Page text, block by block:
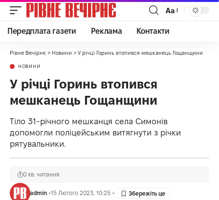
Аа
Передплата газети Реклама Контакти
Рівне Вечірнє > Новини > У річці Горинь втопився мешканець Гощанщини
НОВИНИ
У річці Горинь втопився
мешканець Гощанщини
Тіло 31-річного мешканця села Симонів
допомогли поліцейським витягнути з річки
рятувальники.
admin 15 Лютого 2023, 10:25
0 хв. читання